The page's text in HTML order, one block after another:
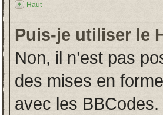
Haut
Puis-je utiliser le
Non, il n’est pas
des mises en
avec les BBCodes.